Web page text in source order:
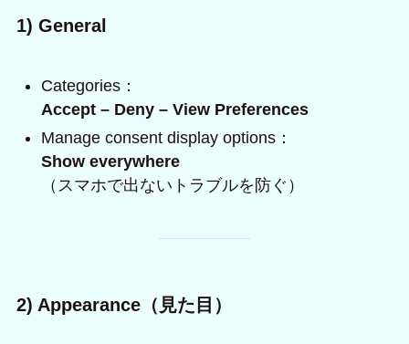
1) General
Categories：
Accept – Deny – View Preferences
Manage consent display options：
Show everywhere
（スマホで出ないトラブルを防ぐ）
2) Appearance（見た目）